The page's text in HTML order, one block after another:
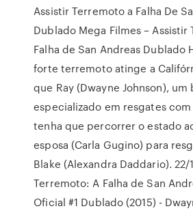
Assistir Terremoto a Falha De
Dublado Mega Filmes – Assistir
Falha de San Andreas Dublado
forte terremoto atinge a
que Ray (Dwayne Johnson),
especializado em resgates
tenha que percorrer o estado
esposa (Carla Gugino) para
Blake (Alexandra Daddario). 22/
Terremoto: A Falha de San
Oficial #1 Dublado (2015) -